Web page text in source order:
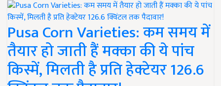
Pusa Corn Varieties: कम समय में
तैयार हो जाती हैं मक्का की ये पांच
किस्में, मिलती है प्रति हेक्टेयर 126.6